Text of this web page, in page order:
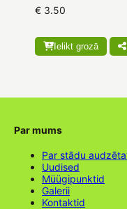
€ 3.50
Ielikt grozā
Par mums
Par stādu
Uudised
Müügipunktid
Galerii
Kontaktid